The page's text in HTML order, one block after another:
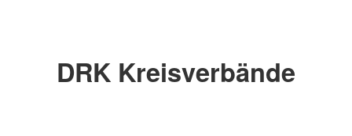
DRK Kreisverbände